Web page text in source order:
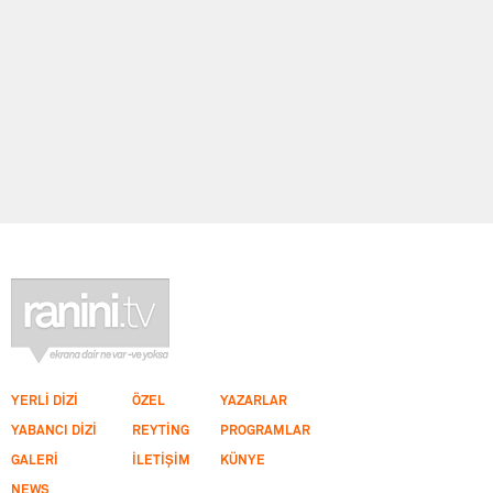
YERLİ DİZİ ÖZEL YAZARLAR
YABANCI DİZİ REYTİNG PROGRAMLAR
GALERİ İLETİŞİM KÜNYE